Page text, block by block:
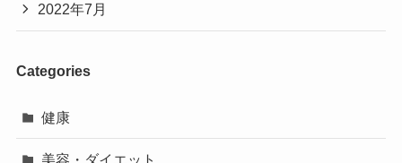
2022年7月
Categories
健康
美容・ダイエット